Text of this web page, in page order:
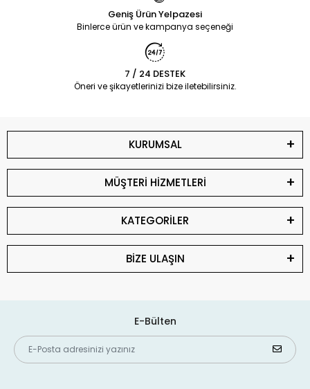
Geniş Ürün Yelpazesi
Binlerce ürün ve kampanya seçeneği
7 / 24 DESTEK
Öneri ve şikayetlerinizi bize iletebilirsiniz.
KURUMSAL
MÜŞTERİ HİZMETLERİ
KATEGORİLER
BİZE ULAŞIN
E-Bülten